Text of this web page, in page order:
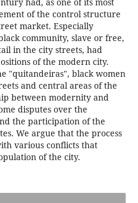
of the control structure
market. Especially
community, slave or free,
in the city streets, had
of the modern city.
"quitandeiras", black women
and central areas of the
between modernity and
disputes over the
the participation of the
We argue that the process
various conflicts that
of the city.